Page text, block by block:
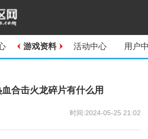
游戏资料 活动中心 用户
合击火龙碎片有什么用
时间:2024-05-25 21:02